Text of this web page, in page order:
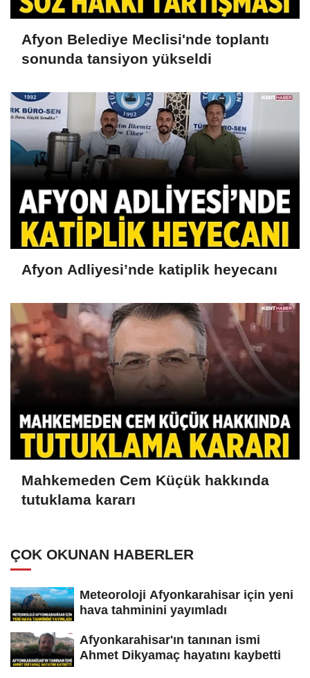
Afyon Belediye Meclisi'nde toplantı
sonunda tansiyon yükseldi
Afyon Adliyesi’nde katiplik heyecanı
Mahkemeden Cem Küçük hakkında
tutuklama kararı
ÇOK OKUNAN HABERLER
Meteoroloji Afyonkarahisar için yeni
hava tahminini yayımladı
Afyonkarahisar'ın tanınan ismi
Ahmet Dikyamaç hayatını kaybetti